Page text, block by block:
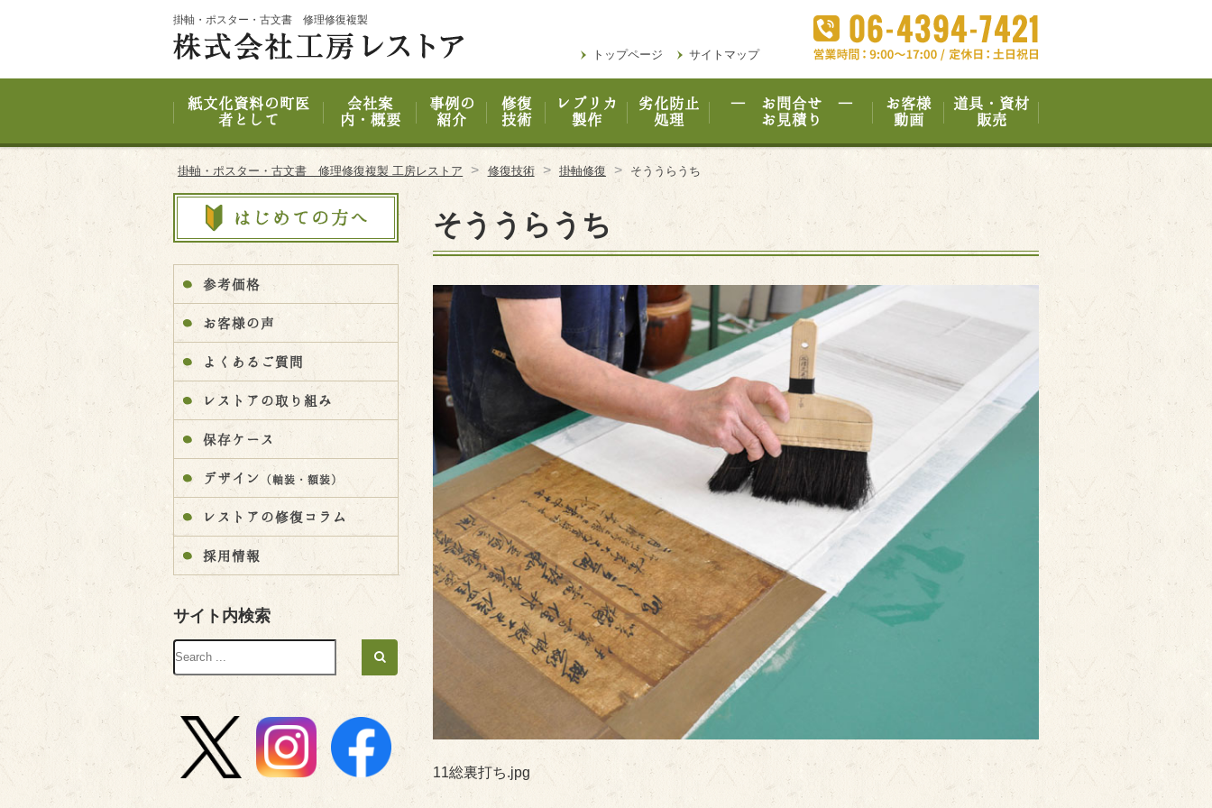
掛軸・ポスター・古文書 修理修復複製
トップページ サイトマップ
紙文化資料の町医
者として
会社案
内・概要
事例の
紹介
修復
技術
レプリカ
製作
劣化防止
処理
― お問合せ ―
お見積り
お客様
動画
道具・資材
販売
掛軸・ポスター・古文書 修理修復複製 工房レストア > 修復技術 > 掛軸修復 > そううらうち
そううらうち
11総裏打ち.jpg
参考価格
お客様の声
よくあるご質問
レストアの取り組み
保存ケース
デザイン （軸装・額装）
レストアの修復コラム
採用情報
サイト内検索